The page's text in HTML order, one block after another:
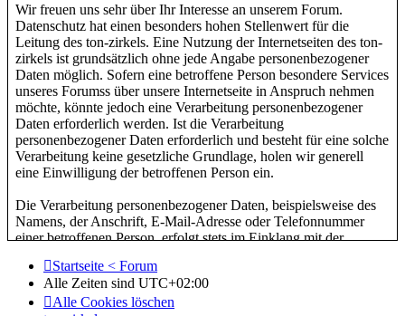
Wir freuen uns sehr über Ihr Interesse an unserem Forum.
Datenschutz hat einen besonders hohen Stellenwert für die
Leitung des ton-zirkels. Eine Nutzung der Internetseiten des ton-
zirkels ist grundsätzlich ohne jede Angabe personenbezogener
Daten möglich. Sofern eine betroffene Person besondere Services
unseres Forumss über unsere Internetseite in Anspruch nehmen
möchte, könnte jedoch eine Verarbeitung personenbezogener
Daten erforderlich werden. Ist die Verarbeitung
personenbezogener Daten erforderlich und besteht für eine solche
Verarbeitung keine gesetzliche Grundlage, holen wir generell
eine Einwilligung der betroffenen Person ein.
Die Verarbeitung personenbezogener Daten, beispielsweise des
Namens, der Anschrift, E-Mail-Adresse oder Telefonnummer
einer betroffenen Person, erfolgt stets im Einklang mit der
für die ton-zirkel geltenden landesspezifischen
Datenschutzbestimmungen. Mittels dieser Datenschutzerklärung
möchte unser Forum die Öffentlichkeit über Art, Umfang und
Startseite < Forum
Alle Zeiten sind UTC+02:00
Alle Cookies löschen